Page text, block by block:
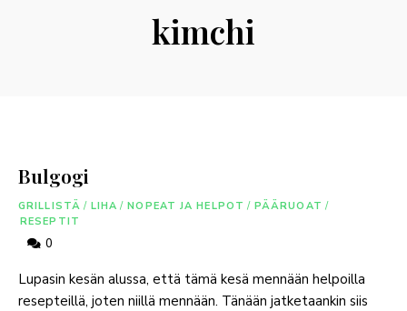
kimchi
Bulgogi
GRILLISTÄ / LIHA / NOPEAT JA HELPOT / PÄÄRUOAT /
RESEPTIT
0
Lupasin kesän alussa, että tämä kesä mennään helpoilla
resepteillä, joten niillä mennään. Tänään jatketaankin siis